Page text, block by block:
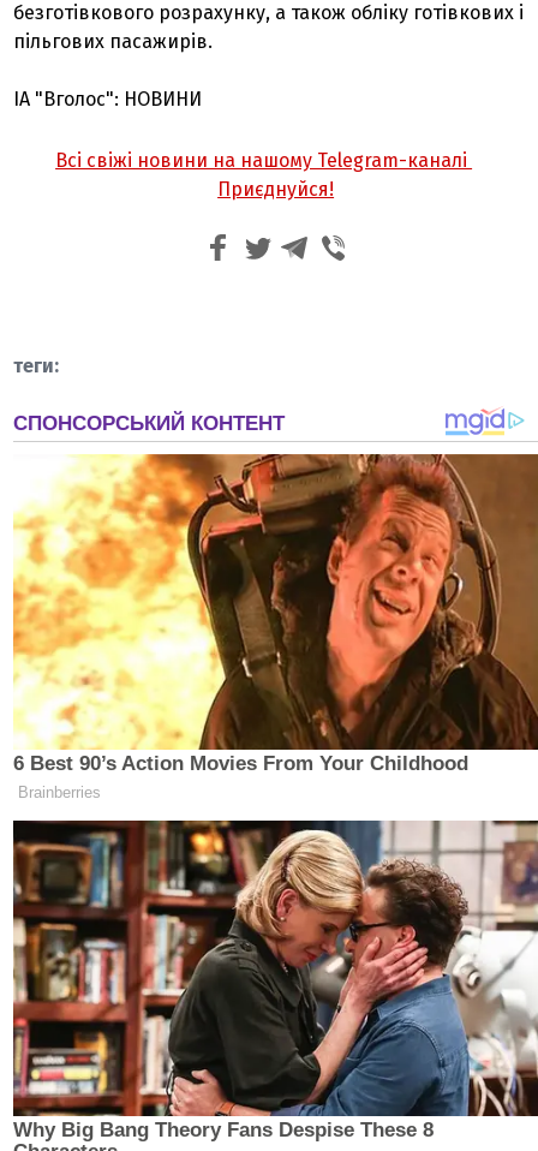
безготівкового розрахунку, а також обліку готівкових і
пільгових пасажирів.
ІА "Вголос": НОВИНИ
Всі свіжі новини на нашому Telegram-каналі
Приєднуйся!